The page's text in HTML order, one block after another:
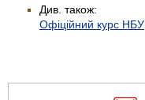
Див. також:
Офіційний курс НБУ